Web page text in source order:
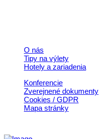
O nás
Tipy na výlety
Hotely a zariadenia
Konferencie
Zverejnené dokumenty
Cookies / GDPR
Mapa stránky